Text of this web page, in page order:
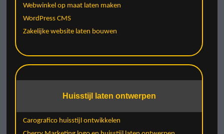
Webwinkel op maat laten maken
WordPress CMS
Zakelijke website laten bouwen
Huisstijl laten ontwerpen
Carografico huisstijl ontwikkelen